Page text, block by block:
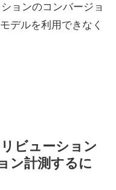
ョンのコンバージョ
デルを利用できなく
ビューション
ン計測するに